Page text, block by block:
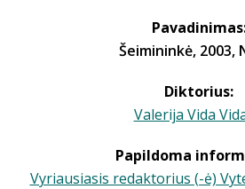
Šeimininkė, 2003,
Diktorius:
Valerija Vida
Papildoma
Vyriausiasis redaktorius (-ė)